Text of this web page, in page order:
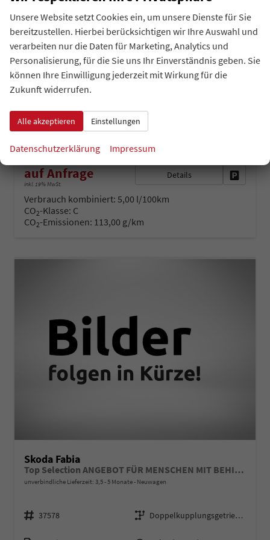
Skoda Fabia
Joy 1.0 Tsi LED DAB Klima SHZ PDC VZE
Neuwagen
43069
Kraftstoff
Benzin
70 kW (95 PS) 9 km
auf Anfrage
inkl. 19% MwSt.
Details
Verbrauch kombiniert: 5,00 l/100km
CO2-Klasse: C
CO2-Emissionen: 113,00 g/km
Skoda Fabia
Top Selection ANGEBOT FÜR MENSCHEN MIT BEHINDERUNG AB 50%! 1.0 TSI 116PS DSG/AUTOMATIK, 15" Alu, Climatronic, SunSet, Multifunktions-Lederlenkrad beheizt, Infotainment 8", Smart Link, LED-Scheinwerfer, Nebelscheinwerfer, Parksensoren hinten, Sitzheizung, Tempomat
unverbindliche Lieferzeit: 3,5 - 5 Monate Neuwagen
Fahrzeugnr.
37578
Getriebe
Doppelkupplungsgetriebe (DSG)
Kraftstoff
Unsere Website setzt Cookies ein, um unsere Dienste für Sie
bereitzustellen. Hierbei berücksichtigen wir Ihre Auswahl und
verarbeiten nur die Daten für Marketing, Analytics und
Personalisierung, für die Sie uns Ihr Einverständnis geben. Sie
können Ihre Einwilligung jederzeit mit Wirkung für die
Zukunft widerrufen.
Alle akzeptieren Einstellungen
Datenschutzerklärung Impressum